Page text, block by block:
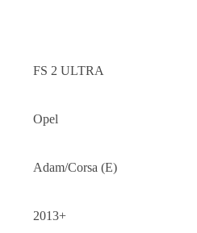
FS 2 ULTRA
Opel
Adam/Corsa (E)
2013+